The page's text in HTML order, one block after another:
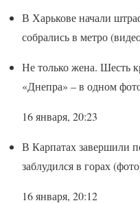
В Харькове начали
собрались в метро
Не только жена. Шесть
«Днепра» – в одном
16 января, 20:23
В Карпатах завершили
заблудился в горах
16 января, 20:12